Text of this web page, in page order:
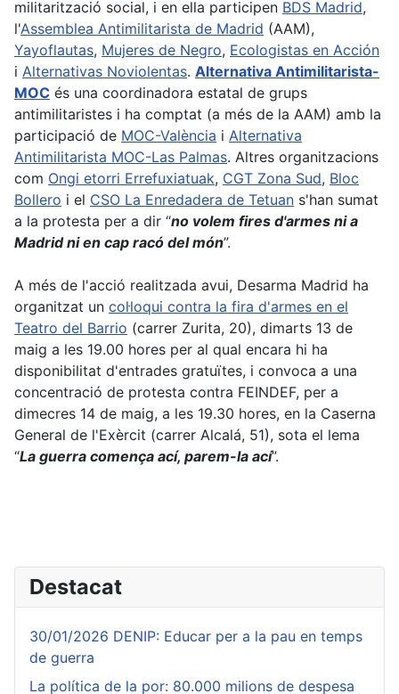
militarització social, i en ella participen BDS Madrid,
l'Assemblea Antimilitarista de Madrid (AAM),
Yayoflautas, Mujeres de Negro, Ecologistas en Acción
i Alternativas Noviolentas. Alternativa Antimilitarista-
MOC és una coordinadora estatal de grups
antimilitaristes i ha comptat (a més de la AAM) amb la
participació de MOC-València i Alternativa
Antimilitarista MOC-Las Palmas. Altres organitzacions
com Ongi etorri Errefuxiatuak, CGT Zona Sud, Bloc
Bollero i el CSO La Enredadera de Tetuan s'han sumat
a la protesta per a dir “no volem fires d'armes ni a
Madrid ni en cap racó del món”.
A més de l'acció realitzada avui, Desarma Madrid ha
organitzat un col·loqui contra la fira d'armes en el
Teatro del Barrio (carrer Zurita, 20), dimarts 13 de
maig a les 19.00 hores per al qual encara hi ha
disponibilitat d'entrades gratuïtes, i convoca a una
concentració de protesta contra FEINDEF, per a
dimecres 14 de maig, a les 19.30 hores, en la Caserna
General de l'Exèrcit (carrer Alcalá, 51), sota el lema
“La guerra comença ací, parem-la ací”.
Destacat
30/01/2026 DENIP: Educar per a la pau en temps
de guerra
La política de la por: 80.000 milions de despesa